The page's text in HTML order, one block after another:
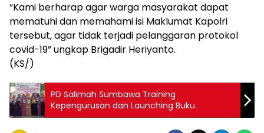
“Kami berharap agar warga masyarakat dapat
mematuhi dan memahami isi Maklumat Kapolri
tersebut, agar tidak terjadi pelanggaran protokol
covid-19” ungkap Brigadir Heriyanto.
(KS/)
PD Salimah Sumbawa Training
Kepengurusan dan Launching Buku